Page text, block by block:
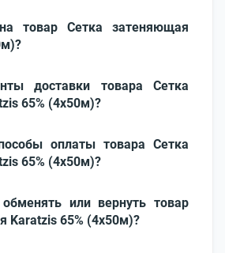
товар Cетка затеняющая
доставки товара Cетка
65% (4х50м)?
оплаты товара Cетка
65% (4х50м)?
или вернуть товар
Karatzis 65% (4х50м)?